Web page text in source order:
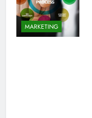
MARKETING